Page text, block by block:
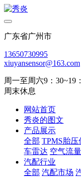
广东省广州市
13650730995
xiuyansensor@163.com
周一至周六9：30~19
周末休息
网站首页
秀炎的图文
产品展示
全部 TPMS胎压
车雷达 空气流
汽配行业
全部 汽配市场